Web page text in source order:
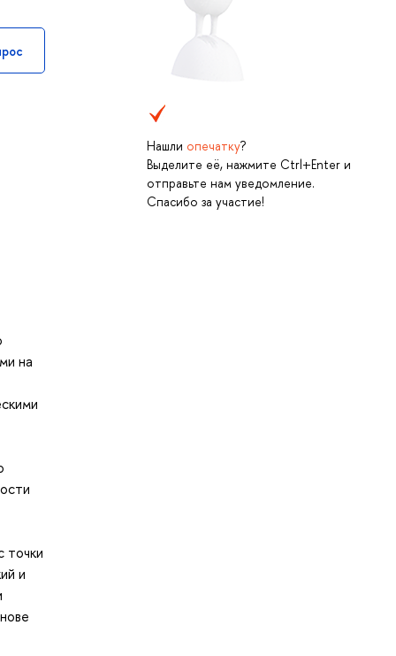
Нашли опечатку?
Выделите её, нажмите Ctrl+Enter и
отправьте нам уведомление.
Спасибо за участие!
на
точки
и